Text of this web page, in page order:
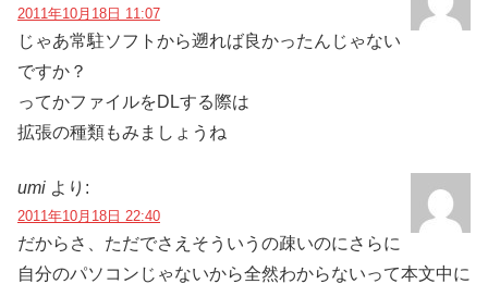
2011年10月18日 11:07
じゃあ常駐ソフトから遡れば良かったんじゃない
ですか？
ってかファイルをDLする際は
拡張の種類もみましょうね
umi より:
2011年10月18日 22:40
だからさ、ただでさえそういうの疎いのにさらに
自分のパソコンじゃないから全然わからないって本文中に